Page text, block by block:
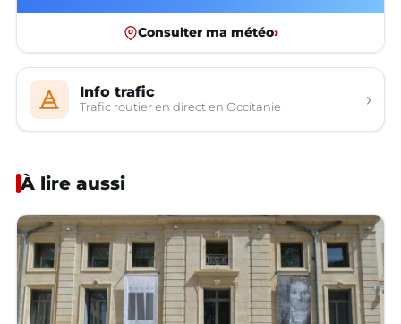
Consulter ma météo›
Info trafic
Trafic routier en direct en Occitanie ›
À lire aussi